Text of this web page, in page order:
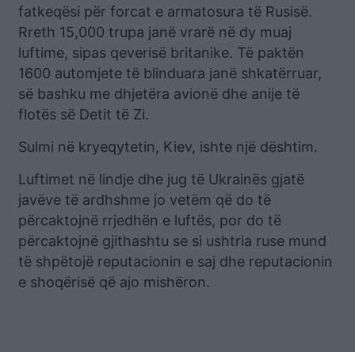
fatkeqësi për forcat e armatosura të Rusisë.
Rreth 15,000 trupa janë vrarë në dy muaj
luftime, sipas qeverisë britanike. Të paktën
1600 automjete të blinduara janë shkatërruar,
së bashku me dhjetëra avionë dhe anije të
flotës së Detit të Zi.
Sulmi në kryeqytetin, Kiev, ishte një dështim.
Luftimet në lindje dhe jug të Ukrainës gjatë
javëve të ardhshme jo vetëm që do të
përcaktojnë rrjedhën e luftës, por do të
përcaktojnë gjithashtu se si ushtria ruse mund
të shpëtojë reputacionin e saj dhe reputacionin
e shoqërisë që ajo mishëron.